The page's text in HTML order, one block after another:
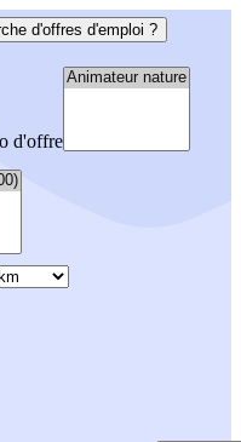
d'offres d'emploi ?
d'offre